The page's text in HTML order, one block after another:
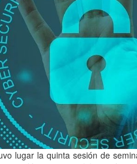
lugar la quinta sesión de